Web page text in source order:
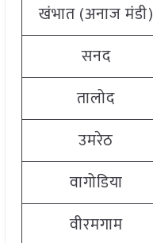
खंभात (अनाज मंडी)
सनद
तालोद
उमरेठ
वागोडिया
वीरमगाम